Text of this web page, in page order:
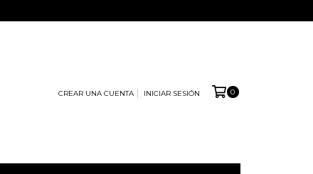
CREAR UNA CUENTA INICIAR SESIÓN 0